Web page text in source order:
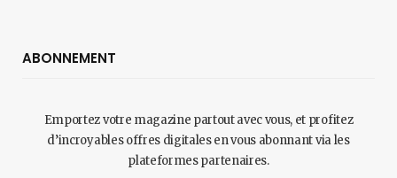
ABONNEMENT
Emportez votre magazine partout avec vous, et profitez
d’incroyables offres digitales en vous abonnant via les
plateformes partenaires.